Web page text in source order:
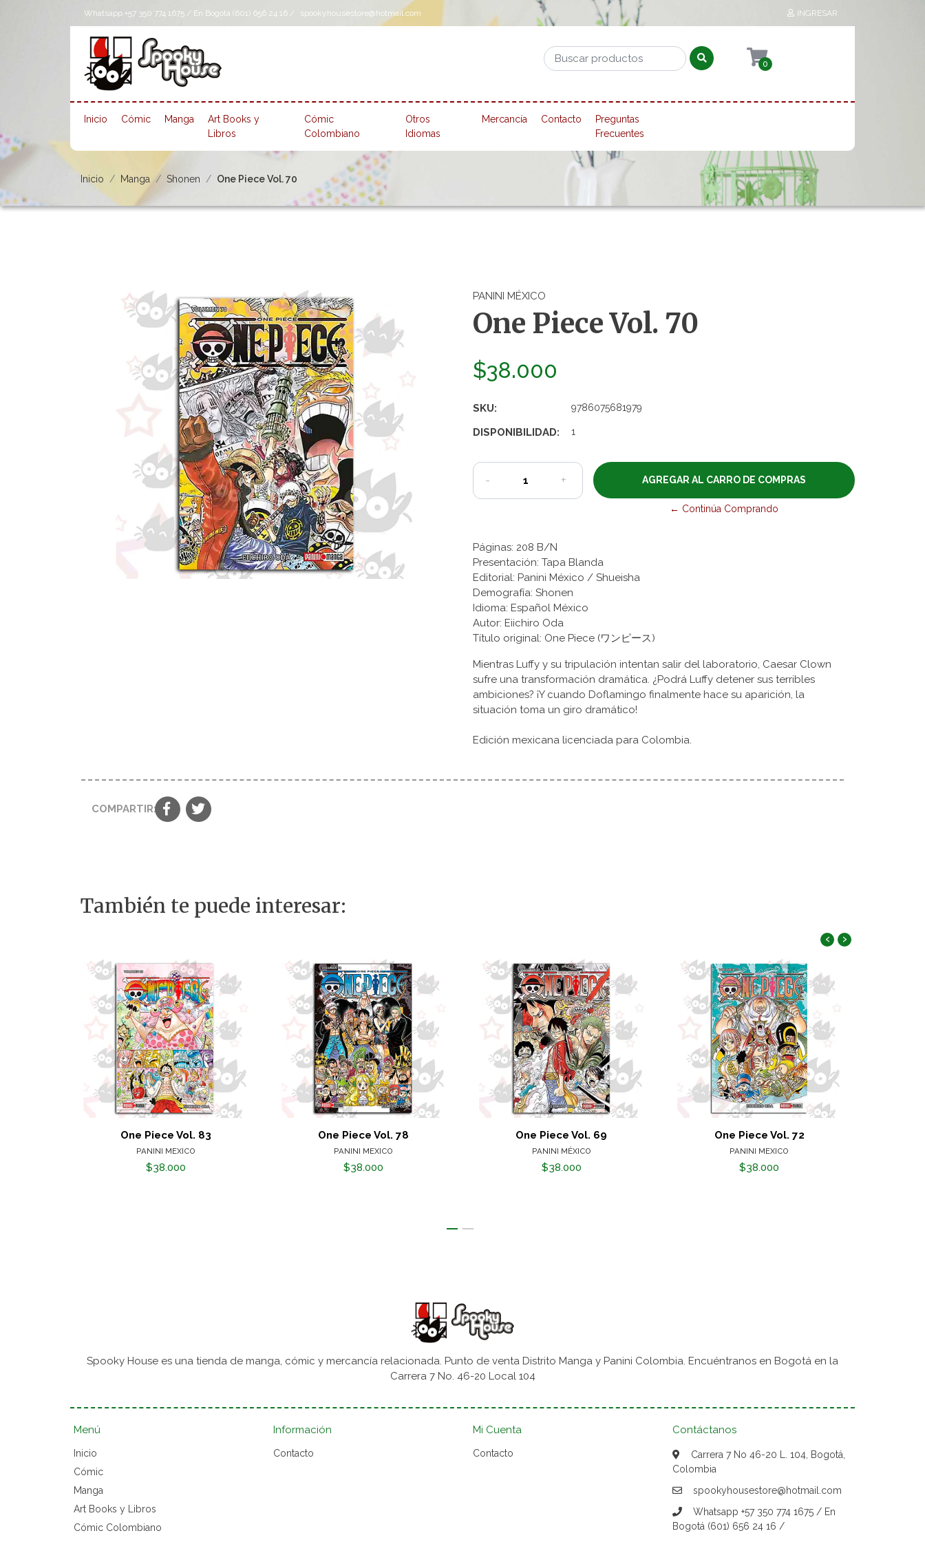
Whatsapp +57 350 774 1675 / En Bogotá (601) 656 24 16 / spookyhousestore@hotmail.com INGRESAR
0
Inicio Cómic Manga
Art Books y
Libros
Cómic
Colombiano
Otros
Idiomas
Mercancía Contacto
Preguntas
Frecuentes
Inicio Manga Shonen One Piece Vol. 70
PANINI MÉXICO
One Piece Vol. 70
$38.000
SKU: 9786075681979
DISPONIBILIDAD: 1
- +
← Continúa Comprando
Páginas: 208 B/N
Presentación: Tapa Blanda
Editorial: Panini México / Shueisha
Demografía: Shonen
Idioma: Español México
Autor: Eiichiro Oda
Título original: One Piece (ワンピース)
Mientras Luffy y su tripulación intentan salir del laboratorio, Caesar Clown
sufre una transformación dramática. ¿Podrá Luffy detener sus terribles
ambiciones? ¡Y cuando Doflamingo finalmente hace su aparición, la
situación toma un giro dramático!
Edición mexicana licenciada para Colombia.
COMPARTIR:
También te puede interesar:
One Piece Vol. 83
PANINI MEXICO
$38.000
One Piece Vol. 78
PANINI MEXICO
$38.000
One Piece Vol. 69
PANINI MÉXICO
$38.000
One Piece Vol. 72
PANINI MEXICO
$38.000
‹ ›
Spooky House es una tienda de manga, cómic y mercancía relacionada. Punto de venta Distrito Manga y Panini Colombia. Encuéntranos en Bogotá en la
Carrera 7 No. 46-20 Local 104
Menú
Inicio
Cómic
Manga
Art Books y Libros
Cómic Colombiano
Información
Contacto
Mi Cuenta
Contacto
Contáctanos
Carrera 7 No 46-20 L. 104, Bogotá,
Colombia
spookyhousestore@hotmail.com
Whatsapp +57 350 774 1675 / En
Bogotá (601) 656 24 16 /